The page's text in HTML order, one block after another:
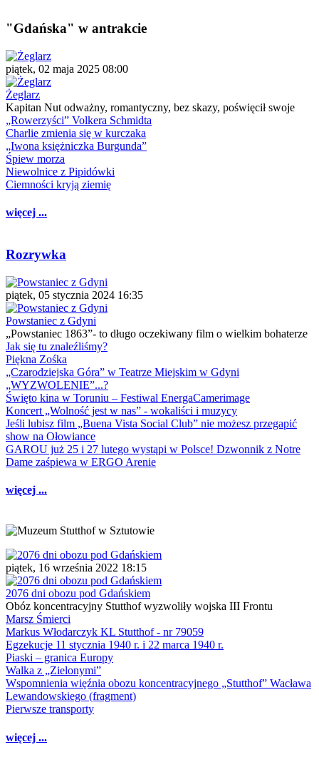
"Gdańska" w antrakcie
piątek, 02 maja 2025 08:00
Żeglarz
Kapitan Nut odważny, romantyczny, bez skazy, poświęcił swoje
„Rowerzyści” Volkera Schmidta
Charlie zmienia się w kurczaka
„Iwona księżniczka Burgunda”
Śpiew morza
Niewolnice z Pipidówki
Ciemności kryją ziemię
więcej ...
Rozrywka
piątek, 05 stycznia 2024 16:35
Powstaniec z Gdyni
„Powstaniec 1863”- to długo oczekiwany film o wielkim bohaterze
Jak się tu znaleźliśmy?
Piękna Zośka
„Czarodziejska Góra” w Teatrze Miejskim w Gdyni
„WYZWOLENIE”...?
Święto kina w Toruniu – Festiwal EnergaCamerimage
Koncert „Wolność jest w nas” - wokaliści i muzycy
Jeśli lubisz film „Buena Vista Social Club” nie możesz przegapić
show na Ołowiance
GAROU już 25 i 27 lutego wystąpi w Polsce! Dzwonnik z Notre
Dame zaśpiewa w ERGO Arenie
więcej ...
piątek, 16 września 2022 18:15
2076 dni obozu pod Gdańskiem
Obóz koncentracyjny Stutthof wyzwoliły wojska III Frontu
Marsz Śmierci
Markus Włodarczyk KL Stutthof - nr 79059
Egzekucje 11 stycznia 1940 r. i 22 marca 1940 r.
Piaski – granica Europy
Walka z „Zielonymi”
Wspomnienia więźnia obozu koncentracyjnego „Stutthof” Wacława
Lewandowskiego (fragment)
Pierwsze transporty
więcej ...